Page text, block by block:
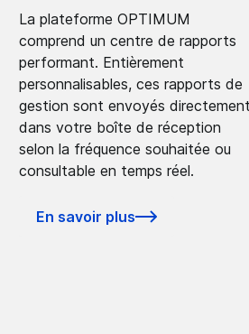
La plateforme OPTIMUM
comprend un centre de rapports
performant. Entièrement
personnalisables, ces rapports de
gestion sont envoyés directement
dans votre boîte de réception
selon la fréquence souhaitée ou
consultable en temps réel.
En savoir plus